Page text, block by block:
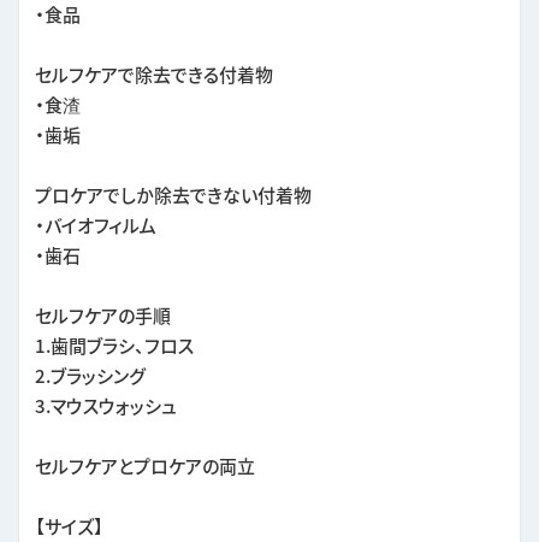
・食品
セルフケアで除去できる付着物
・食渣
・歯垢
プロケアでしか除去できない付着物
・バイオフィルム
・歯石
セルフケアの手順
1.歯間ブラシ、フロス
2.ブラッシング
3.マウスウォッシュ
セルフケアとプロケアの両立
【サイズ】